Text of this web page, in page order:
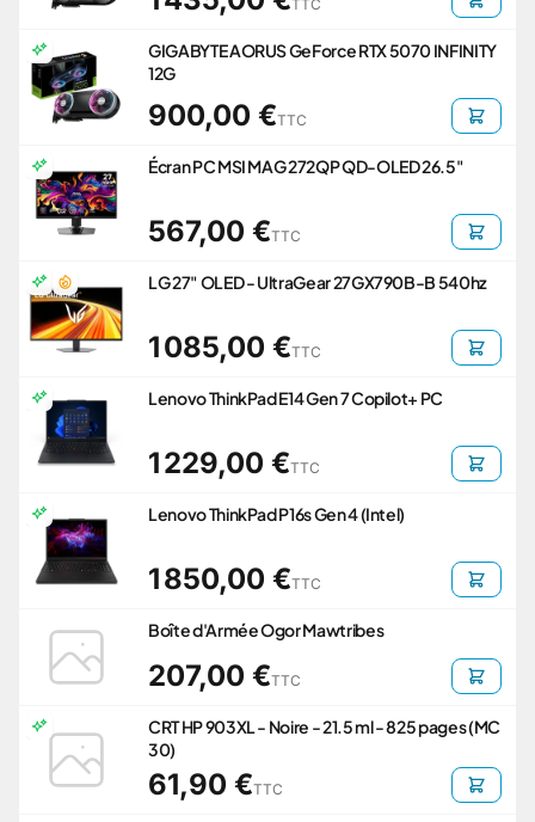
TTC
GIGABYTE AORUS GeForce RTX 5070 INFINITY
12G
900,00 €TTC
Écran PC MSI MAG 272QP QD-OLED 26.5"
567,00 €TTC
LG 27" OLED - UltraGear 27GX790B-B 540hz
1 085,00 €TTC
Lenovo ThinkPad E14 Gen 7 Copilot+ PC
1 229,00 €TTC
Lenovo ThinkPad P16s Gen 4 (Intel)
1 850,00 €TTC
Boîte d'Armée Ogor Mawtribes
207,00 €TTC
CRT HP 903XL - Noire - 21.5 ml - 825 pages (MC
30)
61,90 €TTC